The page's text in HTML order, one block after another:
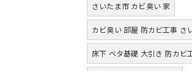
さいたま市 カビ臭い 家
カビ臭い 部屋 防カビ工事 さ
床下 ベタ基礎 大引き 防カビ